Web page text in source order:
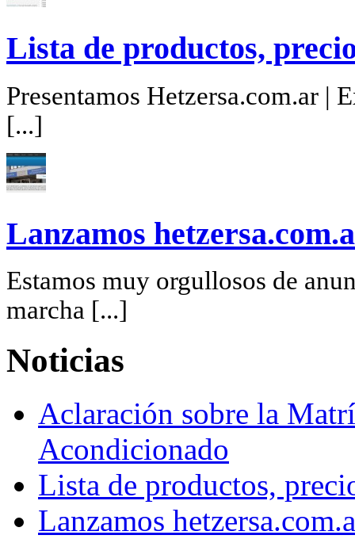
Lista de productos,
Presentamos Hetzersa.com.ar |
[...]
Lanzamos
Estamos muy orgullosos de
marcha [...]
Noticias
Aclaración sobre la
Acondicionado
Lista de productos,
Lanzamos